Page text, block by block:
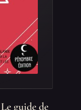
guide de